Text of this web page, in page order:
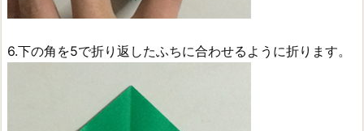
6.下の角を5で折り返したふちに合わせるように折ります。